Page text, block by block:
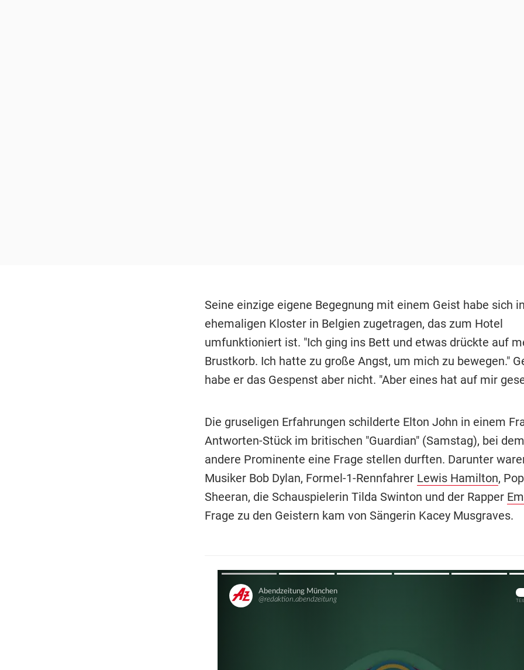
Seine einzige eigene Begegnung mit einem Geist habe sich
ehemaligen Kloster in Belgien zugetragen, das zum Hotel
umfunktioniert ist. "Ich ging ins Bett und etwas drückte auf
Brustkorb. Ich hatte zu große Angst, um mich zu bewegen."
habe er das Gespenst aber nicht. "Aber eines hat auf mir
Die gruseligen Erfahrungen schilderte Elton John in einem
Antworten-Stück im britischen "Guardian" (Samstag), bei
andere Prominente eine Frage stellen durften. Darunter
Musiker Bob Dylan, Formel-1-Rennfahrer Lewis Hamilton,
Sheeran, die Schauspielerin Tilda Swinton und der Rapper
Frage zu den Geistern kam von Sängerin Kacey Musgraves.